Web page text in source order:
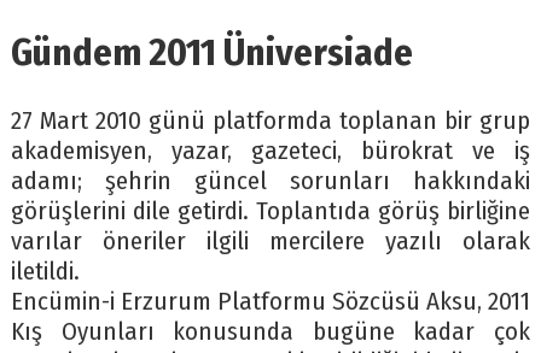
Gündem 2011 Üniversiade
27 Mart 2010 günü platformda toplanan bir grup
akademisyen, yazar, gazeteci, bürokrat ve iş
adamı; şehrin güncel sorunları hakkındaki
görüşlerini dile getirdi. Toplantıda görüş birliğine
varılar öneriler ilgili mercilere yazılı olarak
iletildi.
Encümin-i Erzurum Platformu Sözcüsü Aksu, 2011
Kış Oyunları konusunda bugüne kadar çok